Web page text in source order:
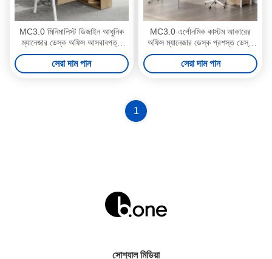
MC3.0 মিনিমালিস্ট ডিজাইন আধুনিক
ম্যানেজার ডেস্ক অফিস আসবাবপত্র
টেকসই নির্মাণ
সেরা দাম পান
MC3.0 এর্গোনমিক কাস্টম আকারের
অফিস ম্যানেজার ডেস্ক প্রশস্ত ডেস্ক
এল আকৃতির ডেস্ক
সেরা দাম পান
1
সোশ্যাল মিডিয়া